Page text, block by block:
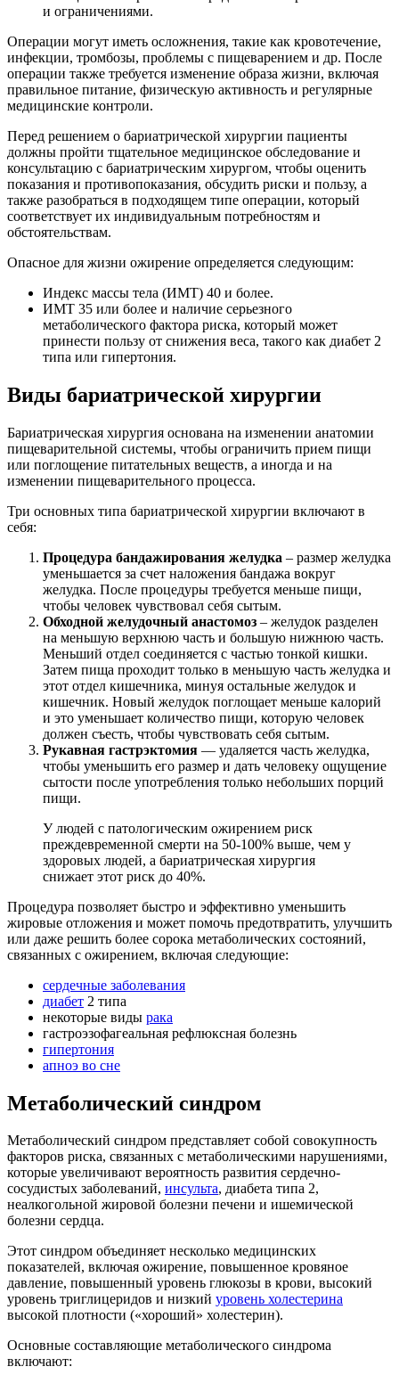
и ограничениями.
Операции могут иметь осложнения, такие как кровотечение,
инфекции, тромбозы, проблемы с пищеварением и др. После
операции также требуется изменение образа жизни, включая
правильное питание, физическую активность и регулярные
медицинские контроли.
Перед решением о бариатрической хирургии пациенты
должны пройти тщательное медицинское обследование и
консультацию с бариатрическим хирургом, чтобы оценить
показания и противопоказания, обсудить риски и пользу, а
также разобраться в подходящем типе операции, который
соответствует их индивидуальным потребностям и
обстоятельствам.
Опасное для жизни ожирение определяется следующим:
Индекс массы тела (ИМТ) 40 и более.
ИМТ 35 или более и наличие серьезного
метаболического фактора риска, который может
принести пользу от снижения веса, такого как диабет 2
типа или гипертония.
Виды бариатрической хирургии
Бариатрическая хирургия основана на изменении анатомии
пищеварительной системы, чтобы ограничить прием пищи
или поглощение питательных веществ, а иногда и на
изменении пищеварительного процесса.
Три основных типа бариатрической хирургии включают в
себя:
Процедура бандажирования желудка – размер желудка
уменьшается за счет наложения бандажа вокруг
желудка. После процедуры требуется меньше пищи,
чтобы человек чувствовал себя сытым.
Обходной желудочный анастомоз – желудок разделен
на меньшую верхнюю часть и большую нижнюю часть.
Меньший отдел соединяется с частью тонкой кишки.
Затем пища проходит только в меньшую часть желудка и
этот отдел кишечника, минуя остальные желудок и
кишечник. Новый желудок поглощает меньше калорий
и это уменьшает количество пищи, которую человек
должен съесть, чтобы чувствовать себя сытым.
Рукавная гастрэктомия — удаляется часть желудка,
чтобы уменьшить его размер и дать человеку ощущение
сытости после употребления только небольших порций
пищи.
У людей с патологическим ожирением риск
преждевременной смерти на 50-100% выше, чем у
здоровых людей, а бариатрическая хирургия
снижает этот риск до 40%.
Процедура позволяет быстро и эффективно уменьшить
жировые отложения и может помочь предотвратить, улучшить
или даже решить более сорока метаболических состояний,
связанных с ожирением, включая следующие:
сердечные заболевания
диабет 2 типа
некоторые виды рака
гастроэзофагеальная рефлюксная болезнь
гипертония
апноэ во сне
Метаболический синдром
Метаболический синдром представляет собой совокупность
факторов риска, связанных с метаболическими нарушениями,
которые увеличивают вероятность развития сердечно-
сосудистых заболеваний, инсульта, диабета типа 2,
неалкогольной жировой болезни печени и ишемической
болезни сердца.
Этот синдром объединяет несколько медицинских
показателей, включая ожирение, повышенное кровяное
давление, повышенный уровень глюкозы в крови, высокий
уровень триглицеридов и низкий уровень холестерина
высокой плотности («хороший» холестерин).
Основные составляющие метаболического синдрома
включают: